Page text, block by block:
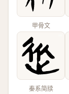
甲骨文
秦系简牍